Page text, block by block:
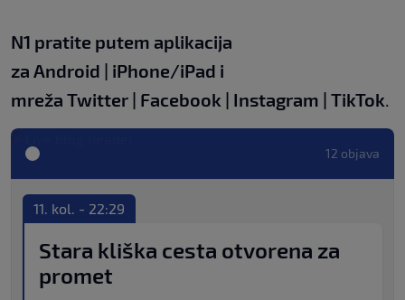
N1 pratite putem aplikacija
za Android | iPhone/iPad i
mreža Twitter | Facebook | Instagram | TikTok.
12 objava
11. kol. - 22:29
Stara kliška cesta otvorena za
promet